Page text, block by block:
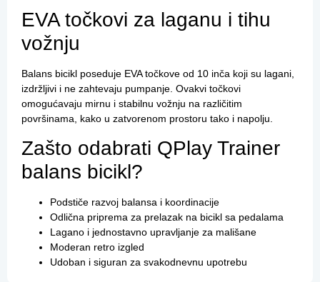
EVA točkovi za laganu i tihu
vožnju
Balans bicikl poseduje EVA točkove od 10 inča koji su lagani,
izdržljivi i ne zahtevaju pumpanje. Ovakvi točkovi
omogućavaju mirnu i stabilnu vožnju na različitim
površinama, kako u zatvorenom prostoru tako i napolju.
Zašto odabrati QPlay Trainer
balans bicikl?
Podstiče razvoj balansa i koordinacije
Odlična priprema za prelazak na bicikl sa pedalama
Lagano i jednostavno upravljanje za mališane
Moderan retro izgled
Udoban i siguran za svakodnevnu upotrebu